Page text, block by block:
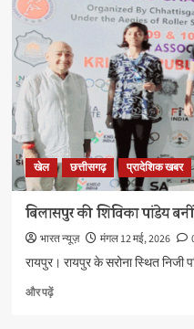
सुशासन
असर:
छत्तीसगढ़
में
बेरोजगारी
दर
राष्ट्रीय
औसत
से
कम
बारे
में
और
खेल छत्तीसगढ़ प्रादेशिक खबर
बिलासपुर की शिविका पांडेय
भारत न्यूज़ मंगल 12 मई, 2026
रायपुर। रायपुर के सरोना स्थित
और पढ़ेंबिलासपुर